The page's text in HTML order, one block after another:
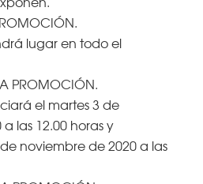
lugar en todo el
PROMOCIÓN.
el martes 3 de
las 12.00 horas y
noviembre de 2020 a las